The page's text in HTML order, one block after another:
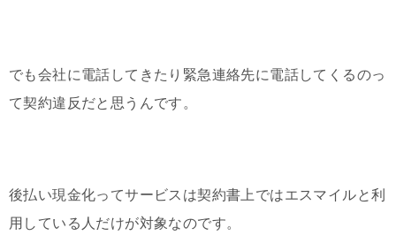
でも会社に電話してきたり緊急連絡先に電話してくるのっ
て契約違反だと思うんです。
後払い現金化ってサービスは契約書上ではエスマイルと利
用している人だけが対象なのです。